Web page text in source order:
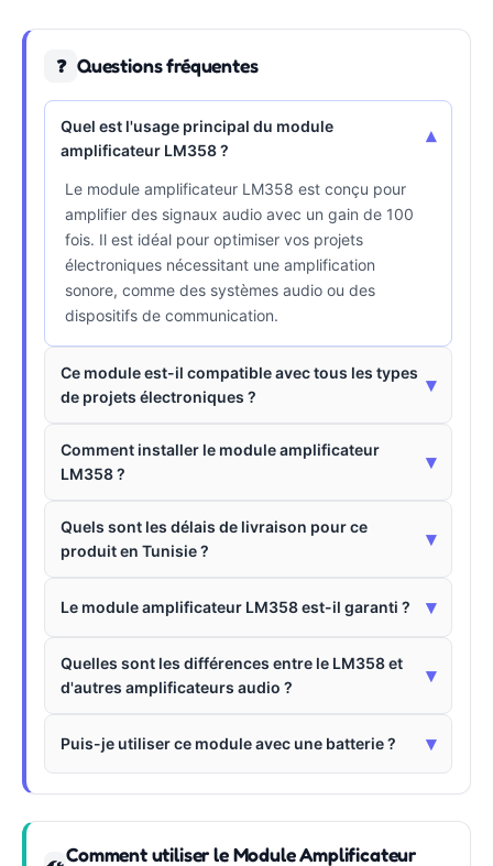
❓ Questions fréquentes
Quel est l'usage principal du module
amplificateur LM358 ?
▾
Le module amplificateur LM358 est conçu pour
amplifier des signaux audio avec un gain de 100
fois. Il est idéal pour optimiser vos projets
électroniques nécessitant une amplification
sonore, comme des systèmes audio ou des
dispositifs de communication.
Ce module est-il compatible avec tous les types
de projets électroniques ?
▾
Comment installer le module amplificateur
LM358 ?
▾
Quels sont les délais de livraison pour ce
produit en Tunisie ?
▾
Le module amplificateur LM358 est-il garanti ? ▾
Quelles sont les différences entre le LM358 et
d'autres amplificateurs audio ?
▾
Puis-je utiliser ce module avec une batterie ? ▾
Comment utiliser le Module Amplificateur